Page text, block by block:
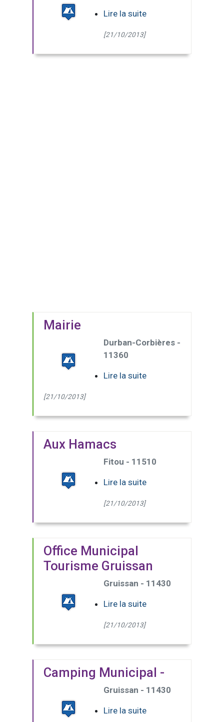
Lire la suite
[21/10/2013]
Mairie
Durban-Corbières -
11360
Lire la suite
[21/10/2013]
Aux Hamacs
Fitou - 11510
Lire la suite
[21/10/2013]
Office Municipal
Tourisme Gruissan
Gruissan - 11430
Lire la suite
[21/10/2013]
Camping Municipal -
Gruissan - 11430
Lire la suite